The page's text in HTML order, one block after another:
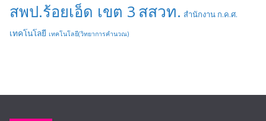
สพป.ร้อยเอ็ด เขต 3 สสวท. สำนักงาน ก.ค.ศ.
เทคโนโลยี เทคโนโลยี(วิทยาการคำนวณ)